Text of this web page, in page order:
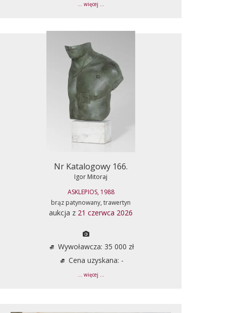
... więcej ...
Nr Katalogowy 166.
Igor Mitoraj
ASKLEPIOS, 1988
brąz patynowany, trawertyn
aukcja z 21 czerwca 2026
Wywoławcza: 35 000 zł
Cena uzyskana: -
... więcej ...